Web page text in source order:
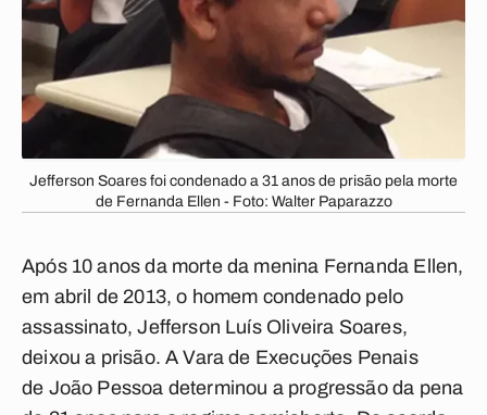
Jefferson Soares foi condenado a 31 anos de prisão pela morte
de Fernanda Ellen - Foto: Walter Paparazzo
Após 10 anos da morte da menina Fernanda Ellen,
em abril de 2013, o homem condenado pelo
assassinato, Jefferson Luís Oliveira Soares,
deixou a prisão. A Vara de Execuções Penais
de João Pessoa determinou a progressão da pena